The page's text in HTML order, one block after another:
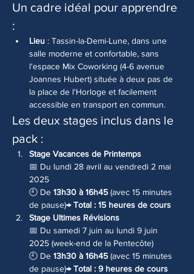
Un cadre idéal pour apprendre
:
Lieu : Tassin-la-Demi-Lune, dans une
salle moderne et confortable, sans
l'espace Mix Coworking (4-6 avenue
Joannes Hubert) située à deux pas de
la place de l'Horloge et facilement
accessible en transport en commun.
Les deux stages inclus dans le
pack :
Stage Vacances de Printemps
📅 Du lundi 28 avril au vendredi 2 mai
2025
🕘 De 13h30 à 16h45 (avec 15 minutes
de pause)→ Total : 15 heures de cours
Stage Ultimes Révisions
📅 Du samedi 7 juin au lundi 9 juin
2025 (week-end de la Pentecôte)
🕘 De 13h30 à 16h45 (avec 15 minutes
de pause)→ Total : 9 heures de cours